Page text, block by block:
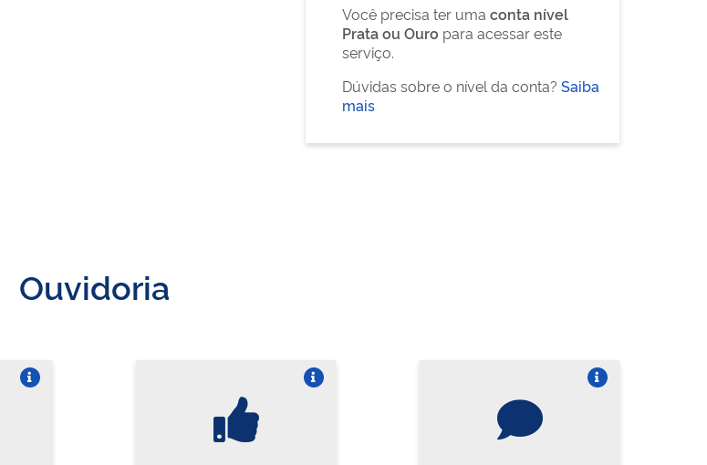
Você precisa ter uma conta nível
Prata ou Ouro para acessar este
serviço.
Dúvidas sobre o nível da conta? Saiba
mais
Ouvidoria